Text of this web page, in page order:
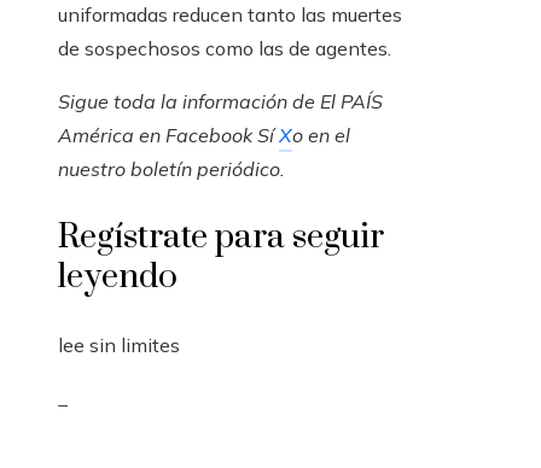
uniformadas reducen tanto las muertes
de sospechosos como las de agentes.
Sigue toda la información de El PAÍS
América en FacebookSíXo en el
nuestro boletín periódico.
Regístrate para seguir
leyendo
lee sin limites